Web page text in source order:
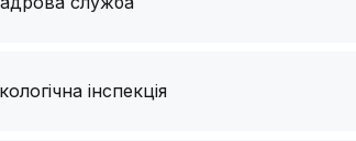
інспекція